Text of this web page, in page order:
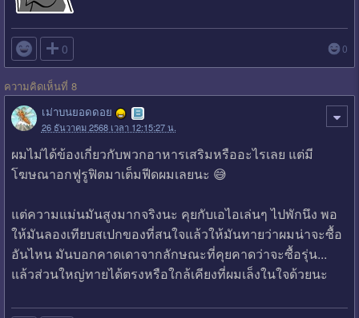
 0 0
ความคิดเห็นที่ 8
เม่าบนยอดดอย
26 ธันวาคม 2568 เวลา 12:15:27 น.
ผมไม่ได้ข้องเกี่ยว​กับพวกอาหารเสริม​หรืออะไรเลย แต่มี
โฆษณา​อกฟูรูฟิตมาเต็มฟีดผมเลยนะ 😅
แต่ความแม่นมันสูงมากจริงนะ คุยกับเอไอเล่นๆ ไปพักนึง พอ
ให้มันลองเทียบสเปกของที่สนใจแล้วให้มันทายว่าผมน่าจะซื้อ
อันไหน มันบอกคาดเดาจากลักษณะ​ที่คุยคาดว่าจะซื้อรุ่น...
แล้วส่วนใหญ่​ทายได้ตรงหรือใกล้เคียง​ที่ผมเล็งในใจด้วยนะ